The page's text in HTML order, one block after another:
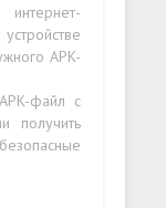
APK-
файл с
получить